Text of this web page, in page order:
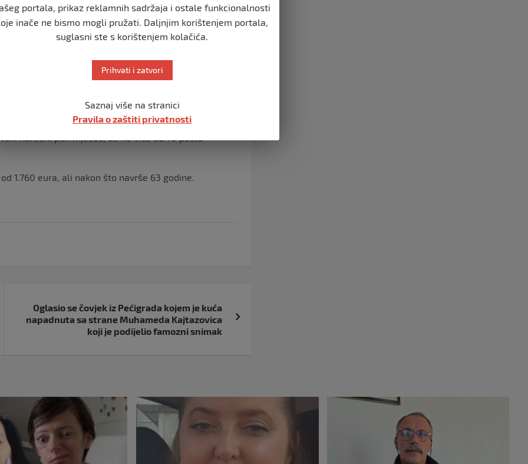
prema pređenim kilometrima. Troškove putarine,
Po isteku mandata imaju pravo na tzv. “prelaznu
u kojoj su bili na funkciji najviše dvije godine.
brinu ni o penzijama, jer imaju pravo na dodatnu
zemlji) u iznosu od 3,5 posto njihovu platu za
naredni pun mjesec, ali ne više od 70 posto
1.760 eura, ali nakon što navrše 63 godine.
Oglasio se čovjek iz Pećigrada kojem je kuća
napadnuta sa strane Muhameda Kajtazovica
koji je podijelio famozni snimak
portala, prikaz reklamnih sadržaja i ostale funkcionalnosti
inače ne bismo mogli pružati. Daljnjim korištenjem portala,
suglasni ste s korištenjem kolačića.
Prihvati i zatvori
Saznaj više na stranici
Pravila o zaštiti privatnosti